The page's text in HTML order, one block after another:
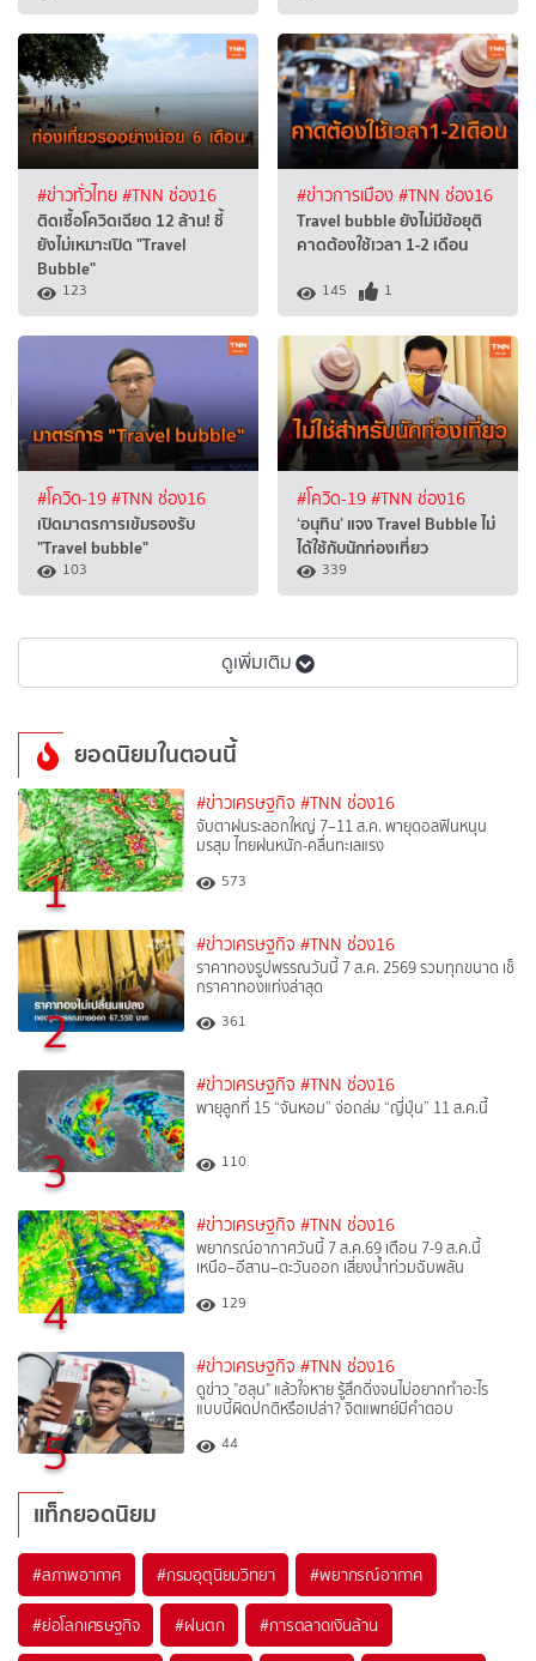
#ข่าวทั่วไทย#TNN ช่อง16
ติดเชื้อโควิดเฉียด 12 ล้าน! ชี้
ยังไม่เหมาะเปิด "Travel
Bubble"
123
#ข่าวการเมือง#TNN ช่อง16
Travel bubble ยังไม่มีข้อยุติ
คาดต้องใช้เวลา 1-2 เดือน
145 1
#โควิด-19#TNN ช่อง16
เปิดมาตรการเข้มรองรับ
"Travel bubble"
103
#โควิด-19#TNN ช่อง16
‘อนุทิน’ แจง Travel Bubble ไม่
ได้ใช้กับนักท่องเที่ยว
339
ดูเพิ่มเติม
ยอดนิยมในตอนนี้
1
#ข่าวเศรษฐกิจ #TNN ช่อง16
จับตาฝนระลอกใหญ่ 7–11 ส.ค. พายุดอลฟินหนุน
มรสุม ไทยฝนหนัก-คลื่นทะเลแรง
573
2
#ข่าวเศรษฐกิจ #TNN ช่อง16
ราคาทองรูปพรรณวันนี้ 7 ส.ค. 2569 รวมทุกขนาด เช็
กราคาทองแท่งล่าสุด
361
3
#ข่าวเศรษฐกิจ #TNN ช่อง16
พายุลูกที่ 15 “จันหอม” จ่อถล่ม “ญี่ปุ่น” 11 ส.ค.นี้
110
4
#ข่าวเศรษฐกิจ #TNN ช่อง16
พยากรณ์อากาศวันนี้ 7 ส.ค.69 เตือน 7-9 ส.ค.นี้
เหนือ–อีสาน–ตะวันออก เสี่ยงน้ำท่วมฉับพลัน
129
5
#ข่าวเศรษฐกิจ #TNN ช่อง16
ดูข่าว "ฮลุน" แล้วใจหาย รู้สึกดิ่งจนไม่อยากทำอะไร
แบบนี้ผิดปกติหรือเปล่า? จิตแพทย์มีคำตอบ
44
แท็กยอดนิยม
#สภาพอากาศ #กรมอุตุนิยมวิทยา #พยากรณ์อากาศ
#ย่อโลกเศรษฐกิจ #ฝนตก #การตลาดเงินล้าน